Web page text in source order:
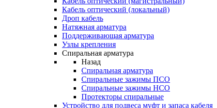
Кабель оптический (локальный)
Дроп кабель
Натяжная арматура
Поддерживающая арматура
Узлы крепления
Спиральная арматура
Назад
Спиральная арматура
Спиральные зажимы ПСО
Спиральные зажимы НСО
Протекторы спиральные
Устройство для подвеса муфт и запаса кабеля